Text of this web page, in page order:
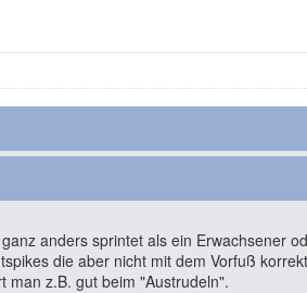
anders sprintet als ein Erwachsener
die aber nicht mit dem Vorfuß
man z.B. gut beim "Austrudeln".